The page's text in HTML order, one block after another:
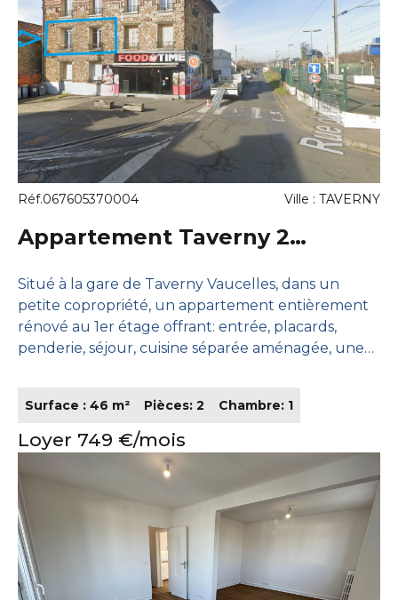
Réf.067605370004 Ville : TAVERNY
Appartement Taverny 2
pièce(s) 46 m2
Situé à la gare de Taverny Vaucelles, dans un
petite copropriété, un appartement entièrement
rénové au 1er étage offrant: entrée, placards,
penderie, séjour, cuisine séparée aménagée, une
individuelle. Logement fibrée. Libre de suite.
Surface : 46 m² Pièces: 2 Chambre: 1
Loyer 749 €/mois